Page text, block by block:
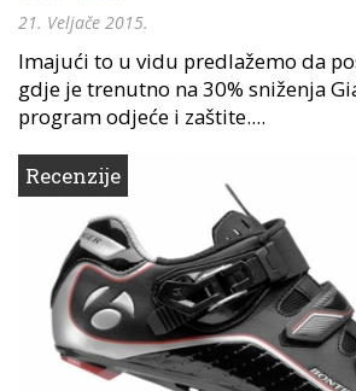
21. Veljače 2015.
Imajući to u vidu predlažemo da
gdje je trenutno na 30% sniženja
program odjeće i zaštite....
Recenzije